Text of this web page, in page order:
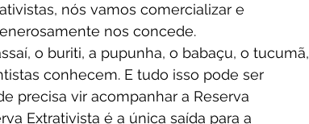
nós vamos comercializar e
nos concede.
o buriti, a pupunha, o babaçu, o tucumã,
conhecem. E tudo isso pode ser
precisa vir acompanhar a Reserva
Extrativista é a única saída para a